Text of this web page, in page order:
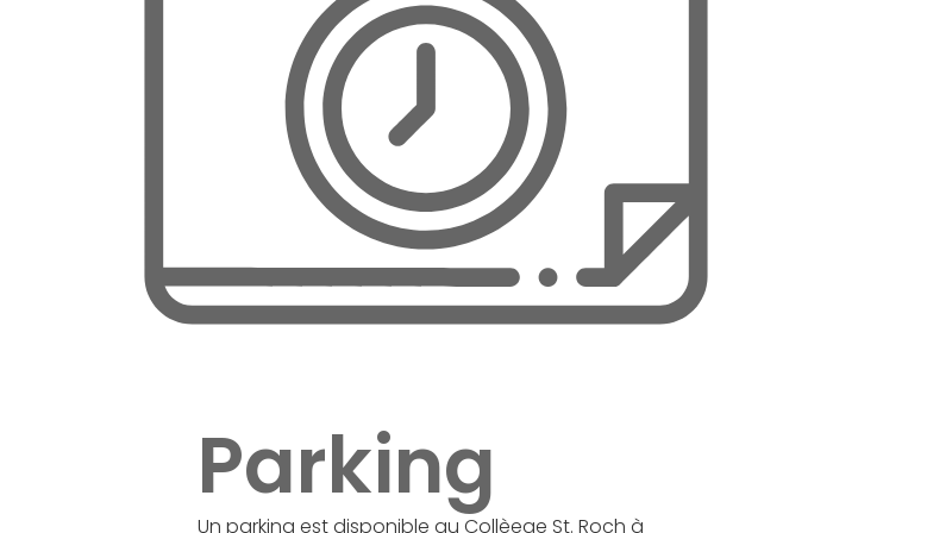
Parking
Un parking est disponible au Collèege St. Roch à